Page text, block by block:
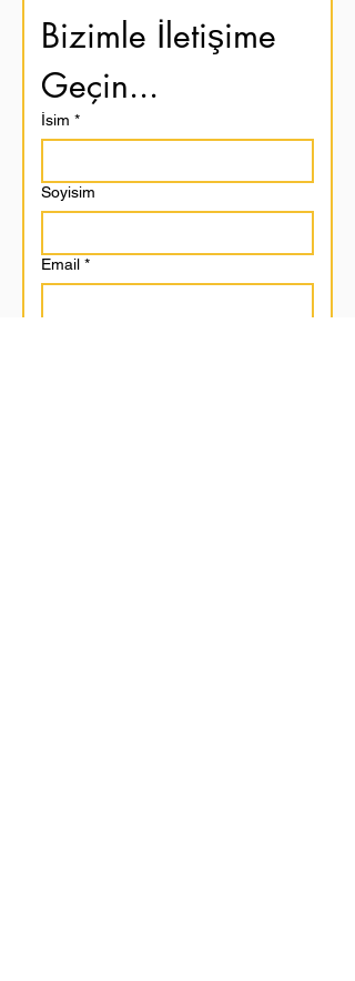
Bizimle İletişime
Geçin...
İsim *
Soyisim
Email *